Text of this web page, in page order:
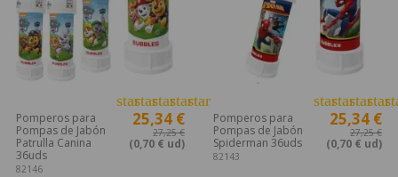
Pomperos para
Pompas de Jabón
Patrulla Canina
36uds
82146
25,34 €
27,25 €
(0,70 € ud)
starstarstarstarstar
Pomperos para
Pompas de Jabón
Spiderman 36uds
82143
25,34 €
27,25 €
(0,70 € ud)
starstarstarstar